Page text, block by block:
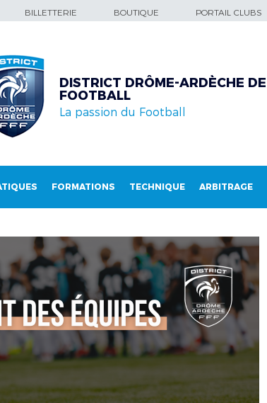
BILLETTERIE BOUTIQUE PORTAIL CLUBS
DISTRICT DRÔME-ARDÈCHE DE
FOOTBALL
La passion du Football
FORMATIONS TECHNIQUE ARBITRAGE